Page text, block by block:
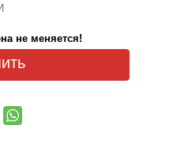
не меняется!